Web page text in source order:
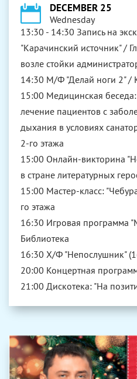
DECEMBER 25
Wednesday
13:30 - 14:30 Запись на
"Карачинский источник" /
возле стойки
14:30 М/Ф "Делай ноги 2" /
15:00 Медицинская беседа:
лечение пациентов с
дыхания в условиях
2-го этажа
15:00 Онлайн-викторина
в стране литературных
15:00 Мастер-класс:
го этажа
16:30 Игровая программа
Библиотека
16:30 Х/Ф "Непослушник"
20:00 Концертная
21:00 Дискотека: "На